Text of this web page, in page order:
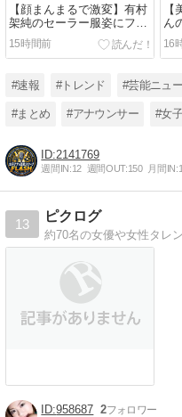
【顔まんまるで激変】有村
架純のセーラー服姿にファ
ン騒然「役作りで太った姿
も可愛すぎ」
15時間前
ん
ボ
16
#速報 #トレンド #芸能ニュ
#まとめ #アナウンサー #女
2141769
週間IN:12 週間OUT:150 月間IN:
13
ピクログ
約70名の女優や女性タレ
958687 2